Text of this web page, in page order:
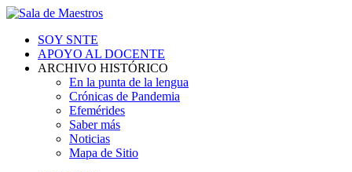
SOY SNTE
APOYO AL DOCENTE
ARCHIVO HISTÓRICO
En la punta de la lengua
Crónicas de Pandemia
Efemérides
Saber más
Noticias
Mapa de Sitio